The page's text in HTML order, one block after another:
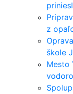
z
škole
Mesto